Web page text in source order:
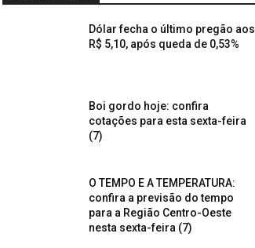
Dólar fecha o último pregão aos
R$ 5,10, após queda de 0,53%
Boi gordo hoje: confira
cotações para esta sexta-feira
(7)
O TEMPO E A TEMPERATURA:
confira a previsão do tempo
para a Região Centro-Oeste
nesta sexta-feira (7)